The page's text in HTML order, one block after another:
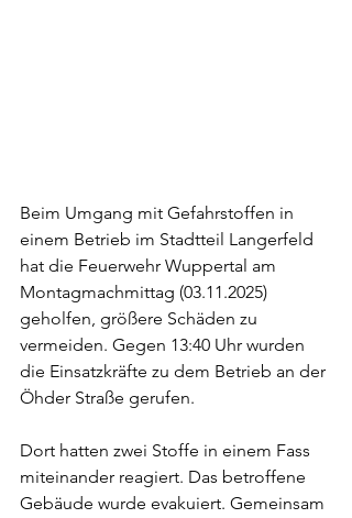
Beim Umgang mit Gefahrstoffen in
einem Betrieb im Stadtteil Langerfeld
hat die Feuerwehr Wuppertal am
Montagmachmittag (03.11.2025)
geholfen, größere Schäden zu
vermeiden. Gegen 13:40 Uhr wurden
die Einsatzkräfte zu dem Betrieb an der
Öhder Straße gerufen.
Dort hatten zwei Stoffe in einem Fass
miteinander reagiert. Das betroffene
Gebäude wurde evakuiert. Gemeinsam